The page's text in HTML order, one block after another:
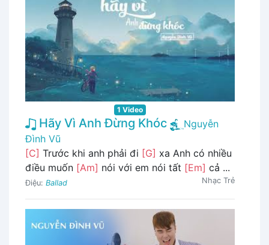
1 Video
Hãy Vì Anh Đừng Khóc
Nguyễn
Đình Vũ
[C] Trước khi anh phải đi [G] xa Anh có nhiều
điều muốn [Am] nói với em nói tất [Em] cả ...
Điệu: Ballad Nhạc Trẻ